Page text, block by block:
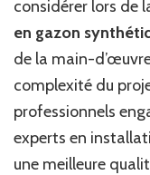
considérer lors de
en gazon
de la main-
complexité du
professionnels
experts en
une meilleure